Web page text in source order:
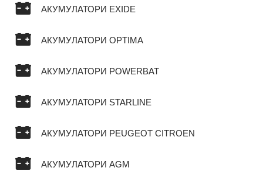
АКУМУЛАТОРИ EXIDE
АКУМУЛАТОРИ OPTIMA
АКУМУЛАТОРИ POWERBAT
АКУМУЛАТОРИ STARLINE
АКУМУЛАТОРИ PEUGEOT CITROEN
АКУМУЛАТОРИ AGM